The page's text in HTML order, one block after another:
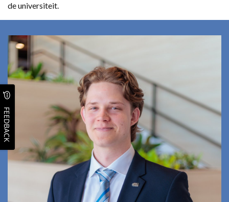
de universiteit.
FEEDBACK